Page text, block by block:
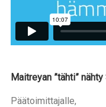
Maitreyan ”tähti”
Päätoimittajalle,